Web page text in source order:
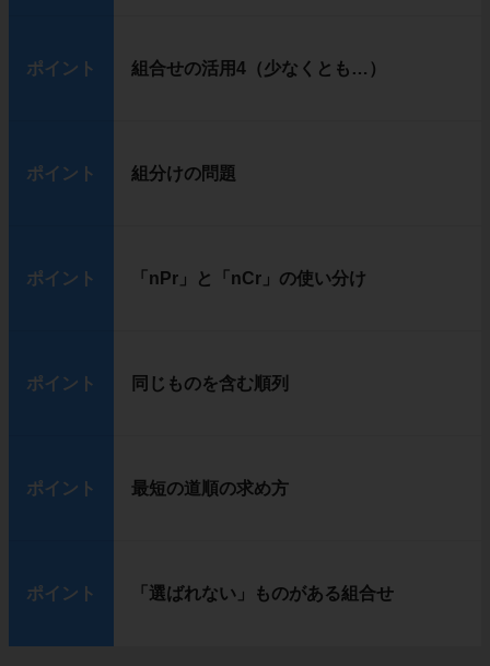
ポイント 組合せの活用4（少なくとも…）
ポイント 組分けの問題
ポイント 「nPr」と「nCr」の使い分け
ポイント 同じものを含む順列
ポイント 最短の道順の求め方
ポイント 「選ばれない」ものがある組合せ